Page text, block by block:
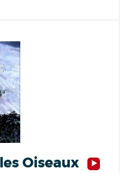
Oiseaux